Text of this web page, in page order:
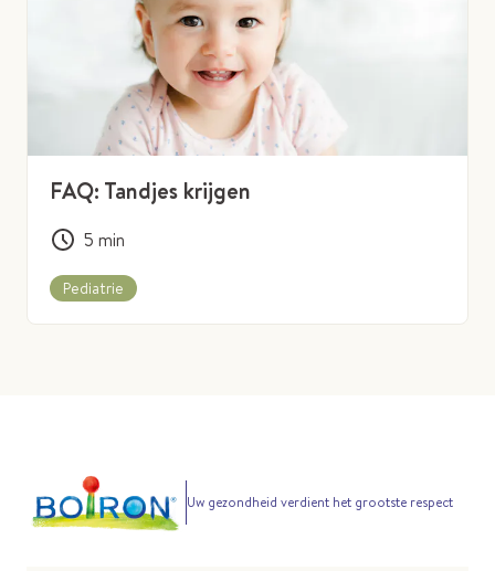
FAQ: Tandjes krijgen
5 min
Pediatrie
Uw gezondheid verdient het grootste respect